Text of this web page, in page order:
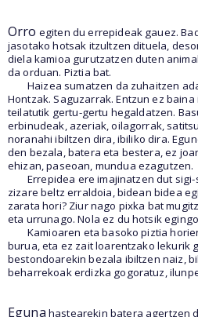
Orro egiten du errepideak gauez.
jasotako hotsak itzultzen dituela,
diela kamioa gurutzatzen duten
da orduan. Piztia bat.
Haizea sumatzen da zuhaitzen
Hontzak. Saguzarrak. Entzun ez
teilatutik gertu-gertu hegaldatzen.
erbinudeak, azeriak, oilagorrak,
noranahi ibiltzen dira, ibiliko dira.
den bezala, batera eta bestera, ez
ehizan, paseoan, mundua ezagutzen.
Errepidea ere imajinatzen dut
zizare beltz erraldoia, bidean bidea
zarata hori? Ziur nago pixka bat
eta urrunago. Nola ez du hotsik
Kamioaren eta basoko piztia
burua, eta ez zait loarentzako lekurik
bestondoarekin bezala ibiltzen naiz,
beharrekoak erdizka gogoratuz,
Eguna hastearekin batera agertzen